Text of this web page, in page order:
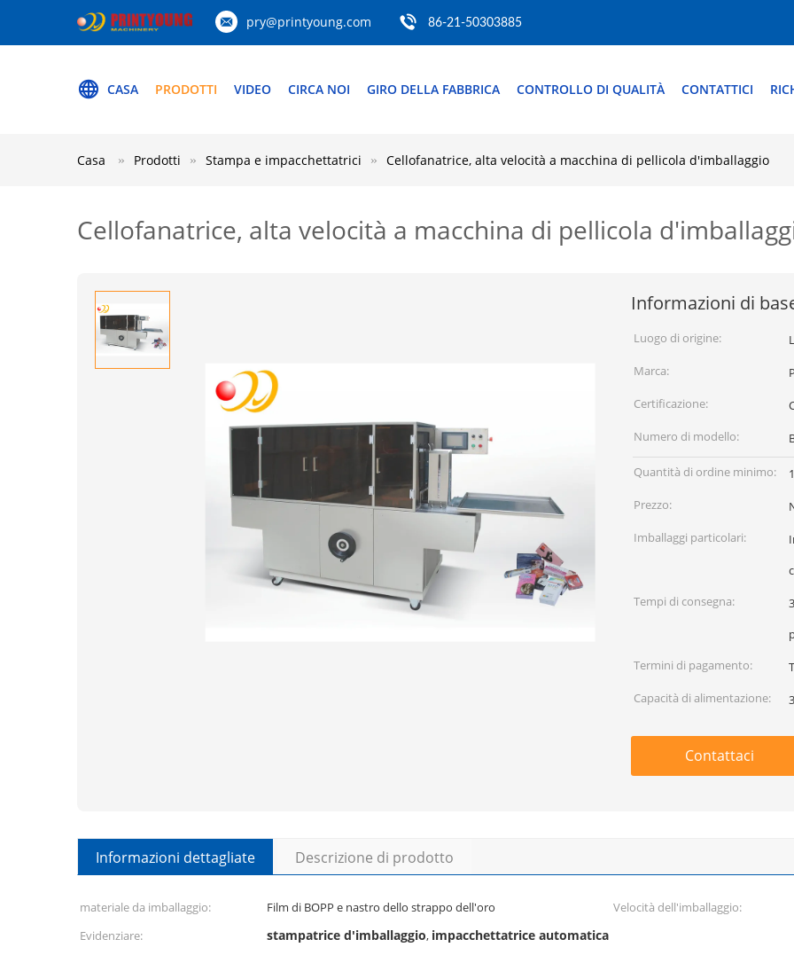
pry@printyoung.com 86-21-50303885
CASA PRODOTTI VIDEO CIRCA NOI GIRO DELLA FABBRICA CONTROLLO DI QUALITÀ CONTATTICI
Casa Prodotti Stampa e impacchettatrici Cellofanatrice, alta velocità a macchina di pellicola d'imballaggio
Cellofanatrice, alta velocità a macchina di pellicola
Informazioni di
Luogo di origine:
Marca:
Certificazione:
Numero di modello:
Quantità di ordine minimo:
Prezzo:
Imballaggi particolari:
Tempi di consegna:
Termini di pagamento:
Capacità di alimentazione:
Contattaci
Informazioni dettagliate Descrizione di prodotto
materiale da imballaggio: Film di BOPP e nastro dello strappo dell'oro Velocità dell'imballaggio:
Evidenziare:
stampatrice d'imballaggio, impacchettatrice automatica